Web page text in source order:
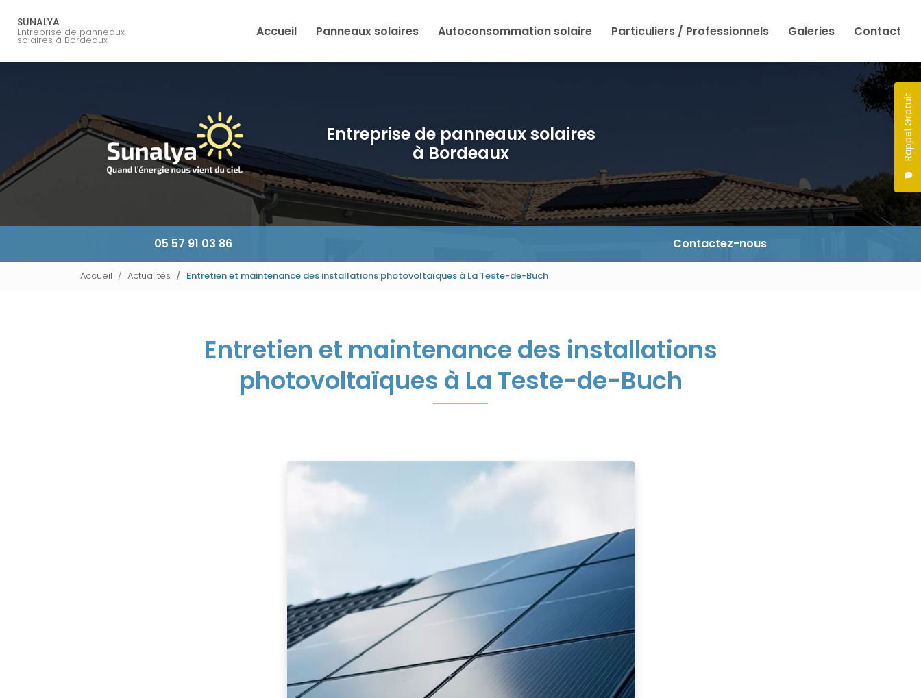
contenu
SUNALYA
Entreprise de panneaux
solaires à Bordeaux
Rappel Gratuit
Accueil
Panneaux solaires Autoconsommation solaire Particuliers / Professionnels Galeries Contact
Entreprise de panneaux solaires
à Bordeaux
05 57 91 03 86 Contactez-nous
Accueil Actualités Entretien et maintenance des installations photovoltaïques à La Teste-de-Buch
Entretien et maintenance des installations
photovoltaïques à La Teste-de-Buch